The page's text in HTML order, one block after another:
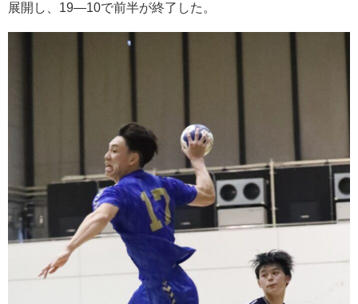
展開し、19―10で前半が終了した。